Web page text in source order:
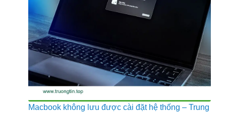
Macbook không lưu được cài đặt hệ thống – Trung